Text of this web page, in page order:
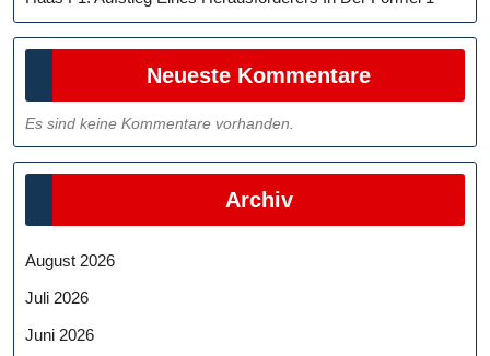
Neueste Kommentare
Es sind keine Kommentare vorhanden.
Archiv
August 2026
Juli 2026
Juni 2026